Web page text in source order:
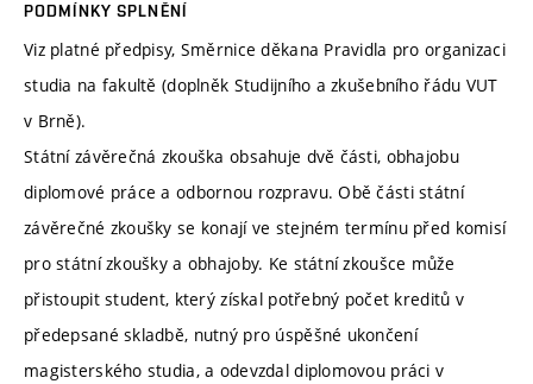
PODMÍNKY SPLNĚNÍ
Viz platné předpisy, Směrnice děkana Pravidla pro organizaci
studia na fakultě (doplněk Studijního a zkušebního řádu VUT
v Brně).
Státní závěrečná zkouška obsahuje dvě části, obhajobu
diplomové práce a odbornou rozpravu. Obě části státní
závěrečné zkoušky se konají ve stejném termínu před komisí
pro státní zkoušky a obhajoby. Ke státní zkoušce může
přistoupit student, který získal potřebný počet kreditů v
předepsané skladbě, nutný pro úspěšné ukončení
magisterského studia, a odevzdal diplomovou práci v